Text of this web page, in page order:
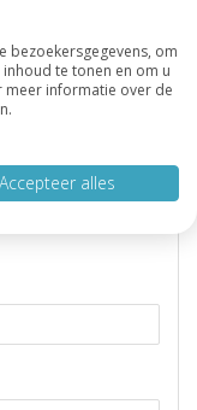
bezoekersgegevens, om
te tonen en om u
meer informatie over de
Accepteer alles